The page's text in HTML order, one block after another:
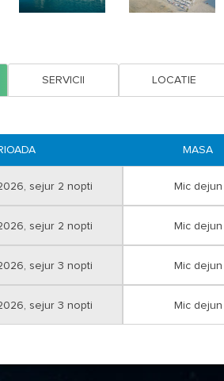
SERVICII LOCATIE
MASA
sejur 2 nopti Mic dejun
sejur 2 nopti Mic dejun
sejur 3 nopti Mic dejun
sejur 3 nopti Mic dejun